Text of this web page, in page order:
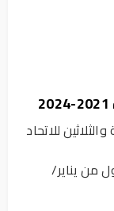
للاتحاد
من ینایر/